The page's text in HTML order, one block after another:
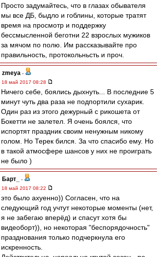
Просто задумайтесь, что в глазах обывателя
мы все ДБ, быдло и гоблины, которые тратят
время на просмотр и поддержку
бессмысленной беготни 22 взрослых мужиков
за мячом по полю. Им рассказывайте про
правильность, протокольньсть и проч.
zmeya -
18 май 2017 08:28
Ничего себе, боялись дыхнуть... В последние 5
минут чуть два раза не подпортили сухарик.
Один раз из этого дежурный с рикошета от
Бокетти не залетел. Я очень боялся, что
испортят праздник своим ненужным никому
голом. Но Терек бился. За что спасибо ему. Но
в такой атмосфере шансов у них не проиграть
не было )
Барт_
-
18 май 2017 08:22
это было ахуенно)) Согласен, что на
следующий год учтут некоторые моменты (нет,
я не забегаю вперёд) и спасут хотя бы
видеоборт)), но некоторая "беспорядочность"
празднования только подчеркнула его
искренность.